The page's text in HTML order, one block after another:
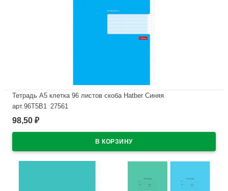
Тетрадь А5 клетка 96 листов скоба Hatber Синяя
арт.96Т5В1_27561
В наличии
98,50 ₽